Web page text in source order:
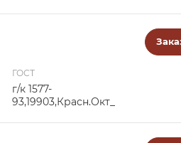
ГОСТ
г/к 1577-
93,19903,Красн.Окт_